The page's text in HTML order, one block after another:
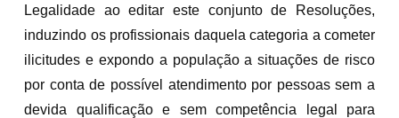
Legalidade ao editar este conjunto de Resoluções,
induzindo os profissionais daquela categoria a cometer
ilicitudes e expondo a população a situações de risco
por conta de possível atendimento por pessoas sem a
devida qualificação e sem competência legal para